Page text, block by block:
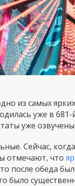
из самых
уже в
уже
Сейчас,
отмечают, что
после обеда
было